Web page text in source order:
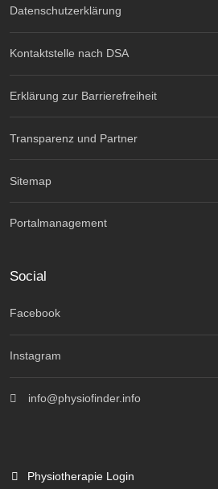
Datenschutzerklärung
Kontaktstelle nach DSA
Erklärung zur Barrierefreiheit
Transparenz und Partner
Sitemap
Portalmanagement
Social
Facebook
Instagram
info@physiofinder.info
Physiotherapie Login